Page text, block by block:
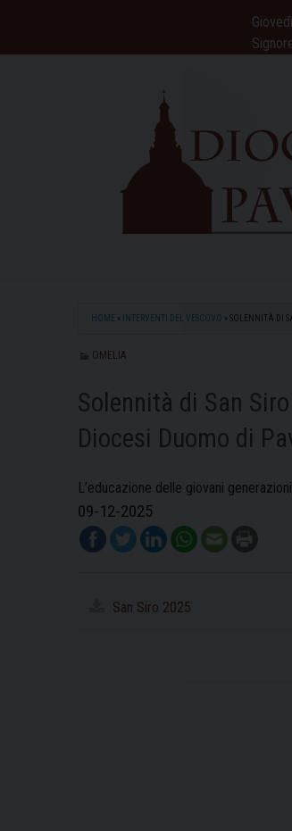
content
HOME » INTERVENTI DEL VESCOVO » SOLENNITÀ DI
OMELIA
Solennità di San
Diocesi Duomo di
L’educazione delle giovani
09-12-2025
San Siro 2025